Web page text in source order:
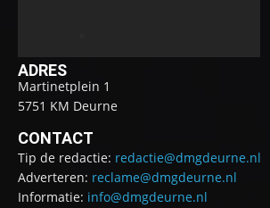
ADRES
Martinetplein 1
5751 KM Deurne
CONTACT
Tip de redactie: redactie@dmgdeurne.nl
Adverteren: reclame@dmgdeurne.nl
Informatie: info@dmgdeurne.nl